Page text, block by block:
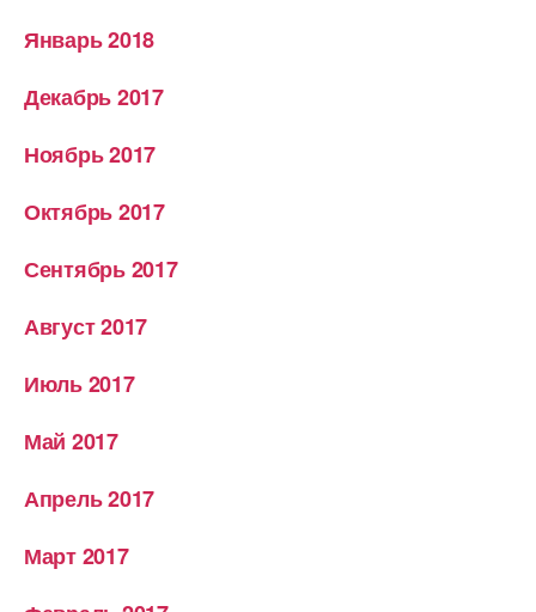
Январь 2018
Декабрь 2017
Ноябрь 2017
Октябрь 2017
Сентябрь 2017
Август 2017
Июль 2017
Май 2017
Апрель 2017
Март 2017